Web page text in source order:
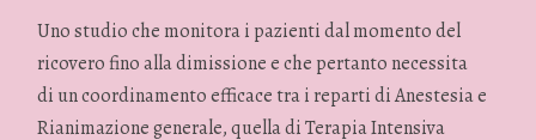
Uno studio che monitora i pazienti dal momento del
ricovero fino alla dimissione e che pertanto necessita
di un coordinamento efficace tra i reparti di Anestesia e
Rianimazione generale, quella di Terapia Intensiva